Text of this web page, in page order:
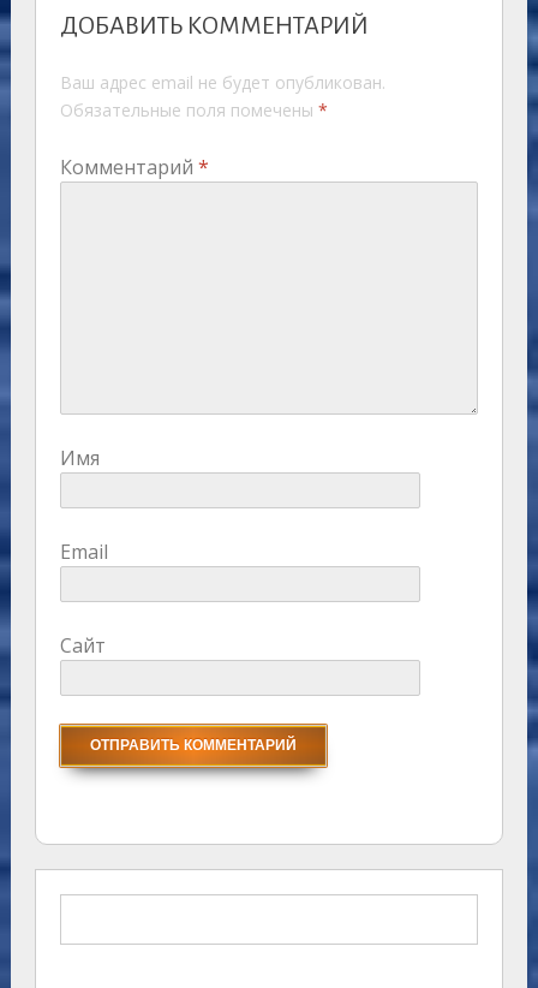
ДОБАВИТЬ КОММЕНТАРИЙ
Ваш адрес email не будет опубликован.
Обязательные поля помечены *
Комментарий *
Имя
Email
Сайт